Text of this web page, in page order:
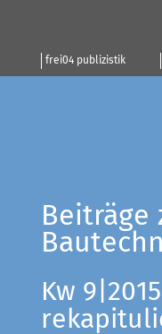
frei04 publizistik
Beiträge
Kw